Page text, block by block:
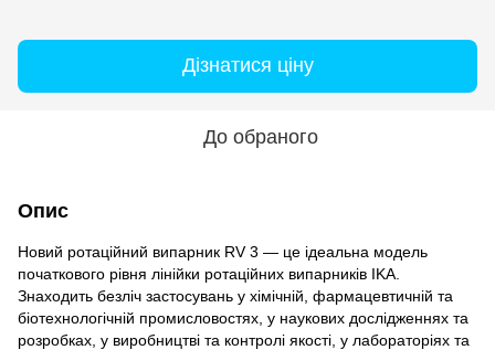
Дізнатися ціну
До обраного
Опис
Новий ротаційний випарник RV 3 — це ідеальна модель
початкового рівня лінійки ротаційних випарників IKA.
Знаходить безліч застосувань у хімічній, фармацевтичній та
біотехнологічній промисловостях, у наукових дослідженнях та
розробках, у виробництві та контролі якості, у лабораторіях та